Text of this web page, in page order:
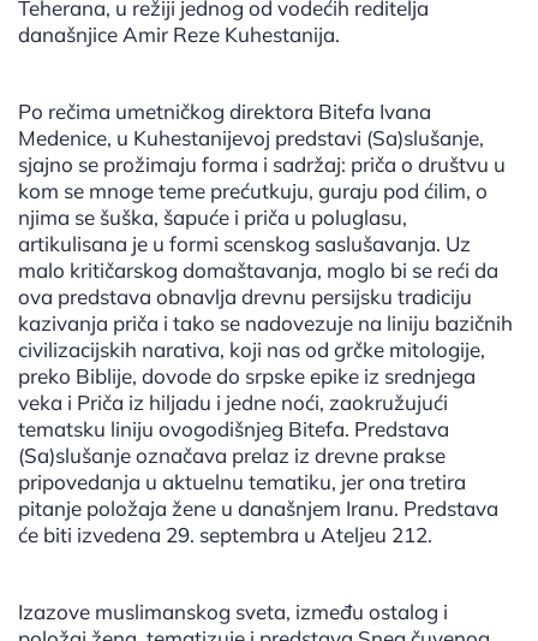
Teherana, u režiji jednog od vodećih reditelja
današnjice Amir Reze Kuhestanija.
Po rečima umetničkog direktora Bitefa Ivana
Medenice, u Kuhestanijevoj predstavi (Sa)slušanje,
sjajno se prožimaju forma i sadržaj: priča o društvu u
kom se mnoge teme prećutkuju, guraju pod ćilim, o
njima se šuška, šapuće i priča u poluglasu,
artikulisana je u formi scenskog saslušavanja. Uz
malo kritičarskog domaštavanja, moglo bi se reći da
ova predstava obnavlja drevnu persijsku tradiciju
kazivanja priča i tako se nadovezuje na liniju bazičnih
civilizacijskih narativa, koji nas od grčke mitologije,
preko Biblije, dovode do srpske epike iz srednjega
veka i Priča iz hiljadu i jedne noći, zaokružujući
tematsku liniju ovogodišnjeg Bitefa. Predstava
(Sa)slušanje označava prelaz iz drevne prakse
pripovedanja u aktuelnu tematiku, jer ona tretira
pitanje položaja žene u današnjem Iranu. Predstava
će biti izvedena 29. septembra u Ateljeu 212.
Izazove muslimanskog sveta, između ostalog i